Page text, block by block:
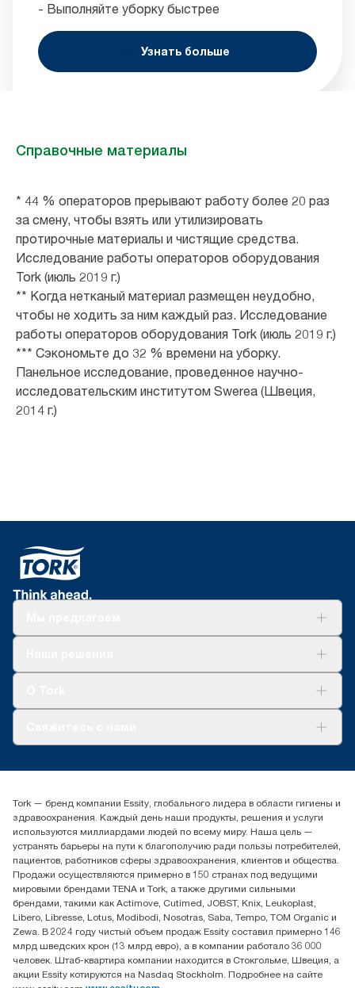
- Выполняйте уборку быстрее
Узнать больше
Справочные материалы
* 44 % операторов прерывают работу более 20 раз
за смену, чтобы взять или утилизировать
протирочные материалы и чистящие средства.
Исследование работы операторов оборудования
Tork (июль 2019 г.)
** Когда нетканый материал размещен неудобно,
чтобы не ходить за ним каждый раз. Исследование
работы операторов оборудования Tork (июль 2019 г.)
*** Сэкономьте до 32 % времени на уборку.
Панельное исследование, проведенное научно-
исследовательским институтом Swerea (Швеция,
2014 г.)
(+7) 777 779 0095
Контакты на рынках СНГ
ООО «Эссити», Представительство в Казахстане Пр.
Достык, 210, 2 блок, 3 этаж,
офис №32 050051, г.
Алматы, Казахстан
Tork — бренд компании Essity, глобального лидера в области гигиены и
здравоохранения. Каждый день наши продукты, решения и услуги
используются миллиардами людей по всему миру. Наша цель —
устранять барьеры на пути к благополучию ради пользы потребителей,
пациентов, работников сферы здравоохранения, клиентов и общества.
Продажи осуществляются примерно в 150 странах под ведущими
мировыми брендами TENA и Tork, а также другими сильными
брендами, такими как Actimove, Cutimed, JOBST, Knix, Leukoplast,
Libero, Libresse, Lotus, Modibodi, Nosotras, Saba, Tempo, TOM Organic и
Zewa. В 2024 году чистый объем продаж Essity составил примерно 146
млрд шведских крон (13 млрд евро), а в компании работало 36 000
человек. Штаб-квартира компании находится в Стокгольме, Швеция, а
акции Essity котируются на Nasdaq Stockholm. Подробнее на сайте